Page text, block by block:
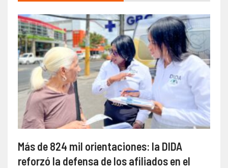
Más de 824 mil orientaciones: la DIDA
reforzó la defensa de los afiliados en el